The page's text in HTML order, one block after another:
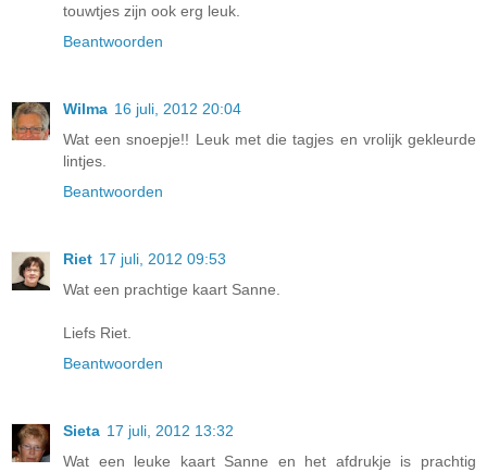
touwtjes zijn ook erg leuk.
Beantwoorden
Wilma 16 juli, 2012 20:04
Wat een snoepje!! Leuk met die tagjes en vrolijk gekleurde
lintjes.
Beantwoorden
Riet 17 juli, 2012 09:53
Wat een prachtige kaart Sanne.
Liefs Riet.
Beantwoorden
Sieta 17 juli, 2012 13:32
Wat een leuke kaart Sanne en het afdrukje is prachtig